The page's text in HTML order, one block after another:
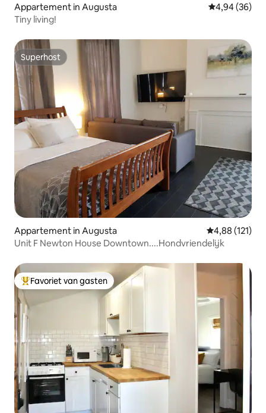
Appartement in Augusta Gemiddelde
4,94 (36)
Tiny living!
Superhost
Superhost
Appartement in Augusta Gemiddelde
4,88 (121)
Unit F Newton House Downtown....Hondvriendelijk
Topfavoriet van gasten
Favoriet van gasten